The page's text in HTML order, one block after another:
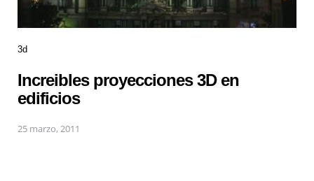
3d
Increibles proyecciones 3D en
edificios
25 marzo, 2011